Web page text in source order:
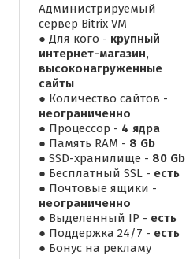
Администрируемый
сервер Bitrix VM
● Для кого - крупный
интернет-магазин,
высоконагруженные
сайты
● Количество сайтов -
неограниченно
● Процессор - 4 ядра
● Память RAM - 8 Gb
● SSD-хранилище - 80 Gb
● Бесплатный SSL - есть
● Почтовые ящики -
неограниченно
● Выделенный IP - есть
● Поддержка 24/7 - есть
● Бонус на рекламу